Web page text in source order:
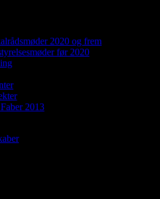
2020 og frem
før 2020
2013